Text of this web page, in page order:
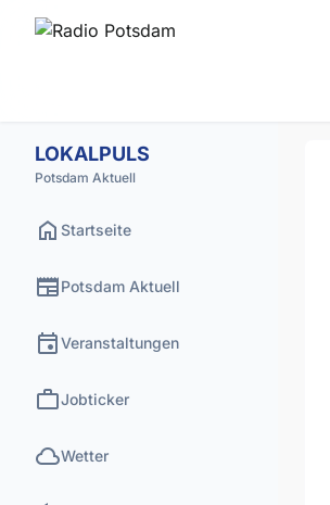
LOKALPULS
Potsdam Aktuell
home Startseite
newspaperPotsdam Aktuell
eventVeranstaltungen
workJobticker
cloudWetter